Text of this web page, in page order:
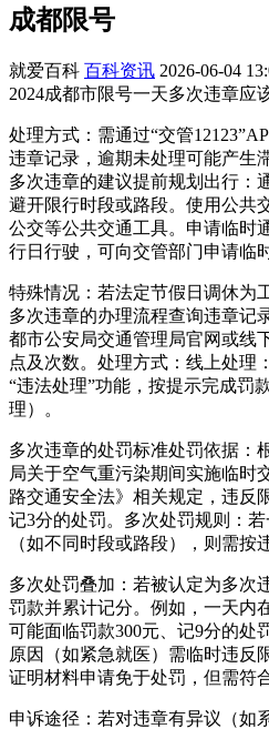
成都限号
就爱百科 百科资讯 2026-06-04
2024成都市限号一天多次违章应
处理方式：需通过“交管
违章记录，逾期未处理可能产生
多次违章的建议提前规划出行：
避开限行时段或路段。使用公共
公交等公共交通工具。申请临时
行日行驶，可向交管部门申请临
特殊情况：若法定节假日调休为
多次违章的办理流程查询违章记
都市公安局交通管理局官网或线
点及次数。处理方式：线上处理
“违法处理”功能，按提示完成罚
理）。
多次违章的处罚标准处罚依据：
局关于空气重污染期间实施临时
路交通安全法》相关规定，违反
记3分的处罚。多次处罚规则：
（如不同时段或路段），则需按
多次处罚叠加：若被认定为多次
罚款并累计记分。例如，一天内
可能面临罚款300元、记9分的处
原因（如紧急就医）需临时违反
证明材料申请免于处罚，但需符
申诉途径：若对违章有异议（如